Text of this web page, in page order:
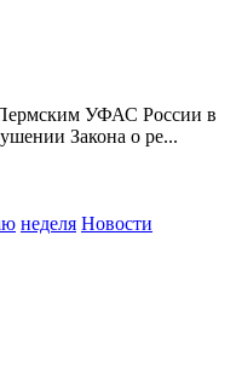
Пермским УФАС России в
Закона о ре...
неделя Новости